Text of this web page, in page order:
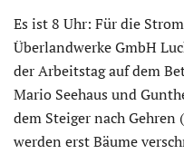
Es ist 8 Uhr: Für die
Überlandwerke GmbH
der Arbeitstag auf dem
Mario Seehaus und
dem Steiger nach
werden erst Bäume